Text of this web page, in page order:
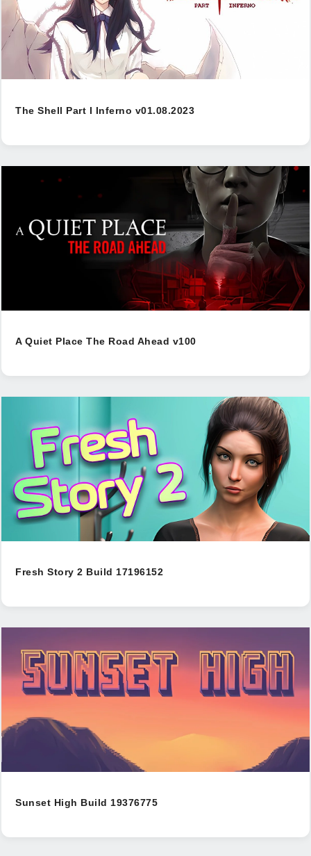
The Shell Part I Inferno v01.08.2023
A Quiet Place The Road Ahead v100
Fresh Story 2 Build 17196152
Sunset High Build 19376775